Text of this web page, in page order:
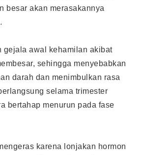
besar akan merasakannya
gejala awal kehamilan akibat
sehingga menyebabkan
darah dan menimbulkan rasa
selama trimester
bertahap menurun pada fase
karena lonjakan hormon